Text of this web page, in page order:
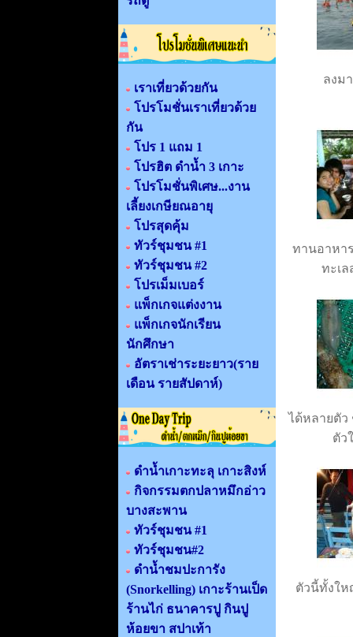
เราเที่ยวด้วยกัน
โปรโมชั่นเราเที่ยวด้วย
กัน
โปร 1 แถม 1
โปรฮิต ดำน้ำ 3 เกาะ
โปรโมชั่นพิเศษ...งาน
เลี้ยงเกษียณอายุ
โปรสุดคุ้ม
ทัวร์ชุมชน #1
ทัวร์ชุมชน #2
โปรเม็มเบอร์
แพ็กเกจแต่งงาน
แพ็กเกจนักเรียน
นักศึกษา
อัตราเช่าระยะยาว(ราย
เดือน รายสัปดาห์)
ดำน้ำเกาะทะลุ เกาะสิงห์
กิจกรรมตกปลาหมึกอ่าว
บางสะพาน
ทัวร์ชุมชน #1
ทัวร์ชุมชน#2
ดำน้ำชมปะการัง
(Snorkelling) เกาะร้านเป็ด
ร้านไก่ ธนาคารปู กินปู
ห้อยขา สปาเท้า
ลงม
ทานอาหา
ทะเ
ได้หลายตัว
ตัว
ตัวนี้ทั้งให